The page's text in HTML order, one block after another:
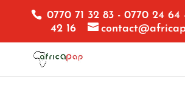
0770 71 32 83 - 0770 24 64
42 16